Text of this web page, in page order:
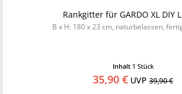
Rankgitter für GARDO XL DIY
B x H: 180 x 23 cm, naturbelassen,
Inhalt 1 Stück
35,90 € UVP 39,90 €